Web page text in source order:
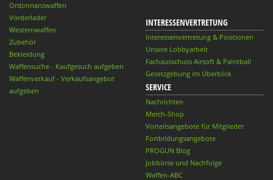
Ordonnanzwaffen
Vorderlader
Westernwaffen
Zubehör
Bekleidung
Waffensuche - Kaufgesuch aufgeben
Waffenverkauf - Verkaufsangebot
aufgeben
INTERESSENVERTRETUNG
Interessenvertretung & Positionen
Unsere Lobbyarbeit
Fachausschuss Airsoft & Paintball
Gesetzgebung im Überblick
SERVICE
Nachrichten
Merch-Shop
Vorteilsangebote für Mitglieder
Fortbildungsangebote
PROGUN Blog
Jobbörse und Nachfolge
Waffen-ABC